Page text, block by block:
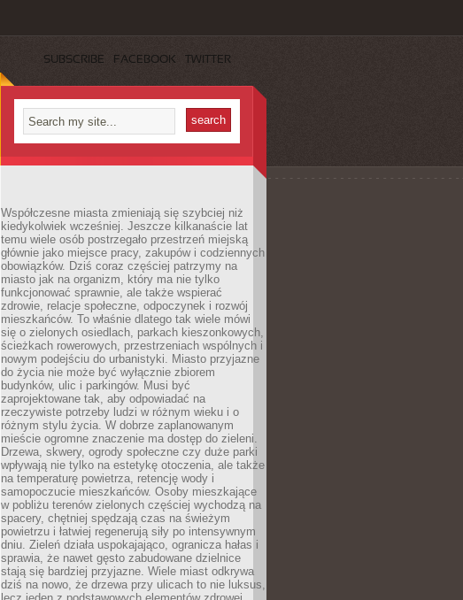
SUBSCRIBE FACEBOOK TWITTER
Współczesne miasta zmieniają się szybciej niż
kiedykolwiek wcześniej. Jeszcze kilkanaście lat
temu wiele osób postrzegało przestrzeń miejską
głównie jako miejsce pracy, zakupów i codziennych
obowiązków. Dziś coraz częściej patrzymy na
miasto jak na organizm, który ma nie tylko
funkcjonować sprawnie, ale także wspierać
zdrowie, relacje społeczne, odpoczynek i rozwój
mieszkańców. To właśnie dlatego tak wiele mówi
się o zielonych osiedlach, parkach kieszonkowych,
ścieżkach rowerowych, przestrzeniach wspólnych i
nowym podejściu do urbanistyki. Miasto przyjazne
do życia nie może być wyłącznie zbiorem
budynków, ulic i parkingów. Musi być
zaprojektowane tak, aby odpowiadać na
rzeczywiste potrzeby ludzi w różnym wieku i o
różnym stylu życia. W dobrze zaplanowanym
mieście ogromne znaczenie ma dostęp do zieleni.
Drzewa, skwery, ogrody społeczne czy duże parki
wpływają nie tylko na estetykę otoczenia, ale także
na temperaturę powietrza, retencję wody i
samopoczucie mieszkańców. Osoby mieszkające
w pobliżu terenów zielonych częściej wychodzą na
spacery, chętniej spędzają czas na świeżym
powietrzu i łatwiej regenerują siły po intensywnym
dniu. Zieleń działa uspokajająco, ogranicza hałas i
sprawia, że nawet gęsto zabudowane dzielnice
stają się bardziej przyjazne. Wiele miast odkrywa
dziś na nowo, że drzewa przy ulicach to nie luksus,